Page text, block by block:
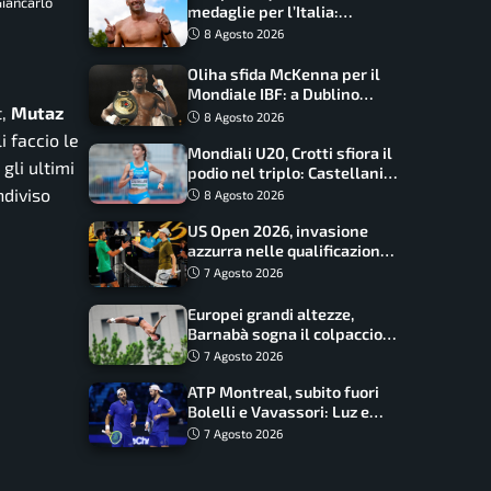
Mutaz
faccio le
gli ultimi
medaglie per l’Italia:
Paltrinieri guida la staffetta,
grandi altezze
8 Agosto 2026
Oliha sfida McKenna per il
Mondiale IBF: a Dublino
serve l’impresa nella tana
8 Agosto 2026
Mondiali U20, Crotti sfiora il
podio nel triplo: Castellani
da record, Succo in finale
8 Agosto 2026
US Open 2026, invasione
azzurra nelle qualificazioni:
17 italiani a caccia del main
7 Agosto 2026
Europei grandi altezze,
Barnabà sogna il colpaccio:
è leader a metà gara, Baraldi
7 Agosto 2026
ATP Montreal, subito fuori
Bolelli e Vavassori: Luz e
Matos fermano gli azzurri
7 Agosto 2026